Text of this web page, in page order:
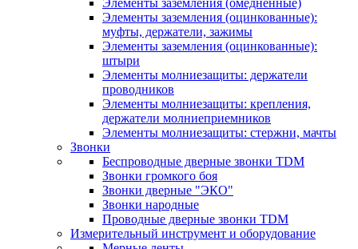
Элементы заземления (омедненные)
Элементы заземления (оцинкованные):
муфты, держатели, зажимы
Элементы заземления (оцинкованные):
штыри
Элементы молниезащиты: держатели
проводников
Элементы молниезащиты: крепления,
держатели молниеприемников
Элементы молниезащиты: стержни, мачты
Звонки
Беспроводные дверные звонки TDM
Звонки громкого боя
Звонки дверные "ЭКО"
Звонки народные
Проводные дверные звонки TDM
Измерительный инструмент и оборудование